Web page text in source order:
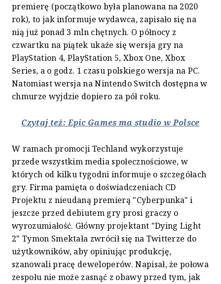
premierę (początkowo była planowana na 2020
rok), to jak informuje wydawca, zapisało się na
nią już ponad 3 mln chętnych. O północy z
czwartku na piątek ukaże się wersja gry na
PlayStation 4, PlayStation 5, Xbox One, Xbox
Series, a o godz. 1 czasu polskiego wersja na PC.
Natomiast wersja na Nintendo Switch dostępna w
chmurze wyjdzie dopiero za pół roku.
Czytaj też: Epic Games ma studio w Polsce
W ramach promocji Techland wykorzystuje
przede wszystkim media społecznościowe, w
których od kilku tygodni informuje o szczegółach
gry. Firma pamięta o doświadczeniach CD
Projektu z nieudaną premierą "Cyberpunka" i
jeszcze przed debiutem gry prosi graczy o
wyrozumiałość. Główny projektant "Dying Light
2" Tymon Smektała zwrócił się na Twitterze do
użytkowników, aby opiniując produkcję,
szanowali pracę deweloperów. Napisał, że połowa
zespołu nie może zasnąć z obawy przed tym, jak